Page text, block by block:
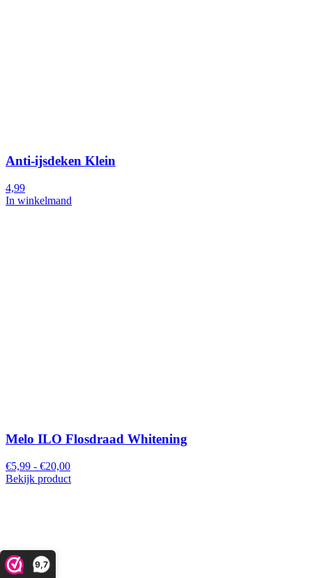
9,7
Anti-ijsdeken Klein
4,99
In winkelmand
Melo ILO Flosdraad Whitening
€5,99 - €20,00
Bekijk product